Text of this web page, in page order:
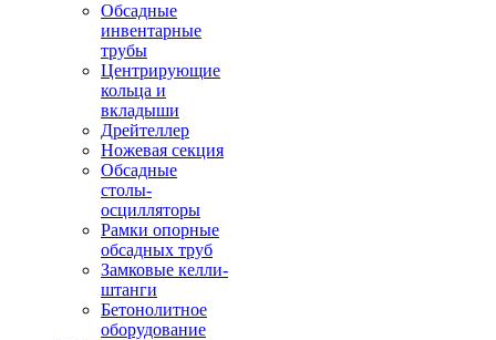
Обсадные
инвентарные
трубы
Центрирующие
кольца и
вкладыши
Дрейтеллер
Ножевая секция
Обсадные
столы-
осцилляторы
Рамки опорные
обсадных труб
Замковые келли-
штанги
Бетонолитное
оборудование